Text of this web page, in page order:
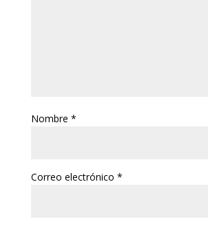
Nombre *
Correo electrónico *